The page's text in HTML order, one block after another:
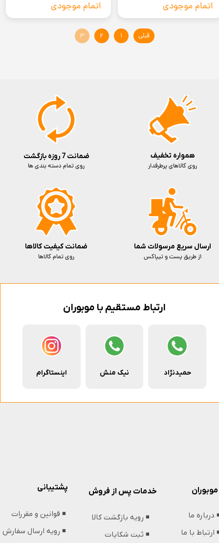
سلامت + تصمین مادام اصالت کالا
اتمام موجودی کالا
اتمام موجودی
قبلی ۱ ۲ ۳
ارتباط مستقیم با موبوران
حمیدنژاد نیک منش اینستاگرام
ضمانت 7 روزه بازگشت
روی تمام دسته بندی ها
ارسال سریع مرسولات شما
از طریق پست و تیپاکس
ضمانت کیفیت کالاها
روی تمام کالاها
همواره تخفیف
روی کالاهای پرطرفدار
پشتیبانی
◾️ قوانین و مقررات
◾️ رویه ارسال سفارش
موبوران
درباره ما
ارتباط با ما
خدمات پس از فروش
◾️ رویه بازگشت کالا
◾️ ثبت شکایات